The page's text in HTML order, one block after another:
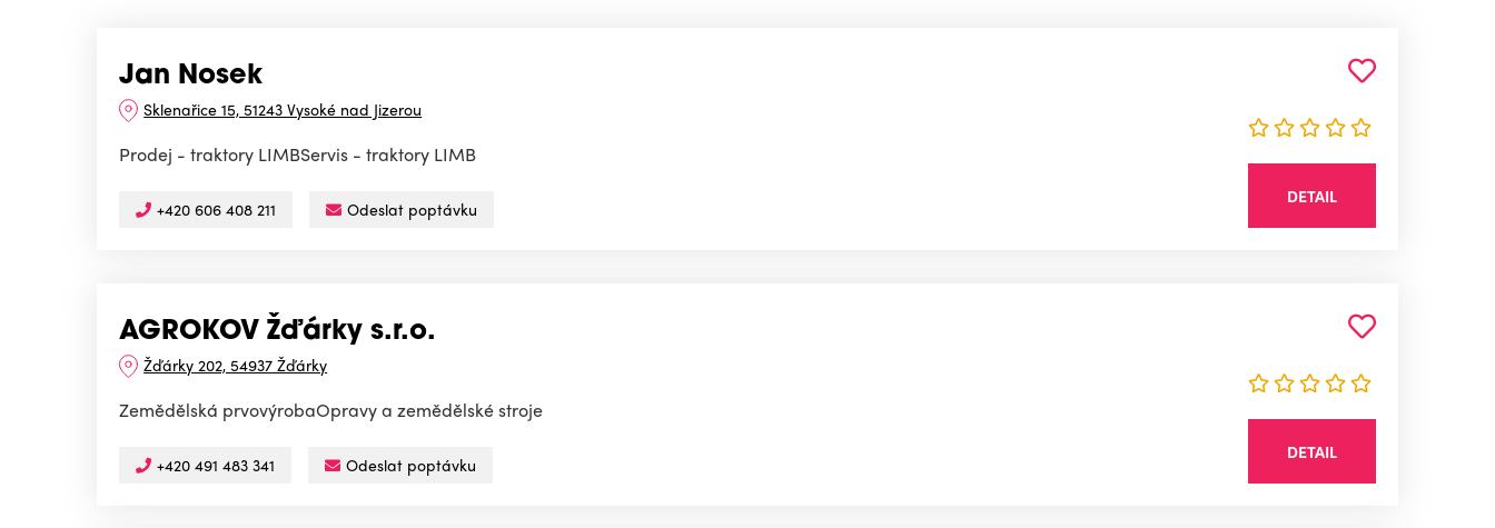
Jan Nosek
Sklenařice 15, 51243 Vysoké nad Jizerou
Prodej - traktory LIMBServis - traktory LIMB
+420 606 408 211 Odeslat poptávku
DETAIL
AGROKOV Žďárky s.r.o.
Žďárky 202, 54937 Žďárky
Zemědělská prvovýrobaOpravy a zemědělské stroje
+420 491 483 341 Odeslat poptávku
DETAIL